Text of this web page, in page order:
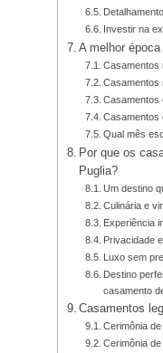
Investir na
A melhor
Casamentos
Casamentos
Casamentos
Casamentos
Qual mês
Por que os
Puglia?
Um destino
Culinária e
Experiência
Privacidade
Luxo sem
Destino
casamento
Casamentos
Cerimônia
Cerimônia